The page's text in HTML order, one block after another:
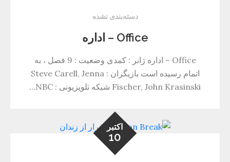
دسته‌بندی نشده
Office – اداره
Office – اداره ژانر : کمدی وضعیت : 9 فصل ، به
اتمام رسیده است بازیگران : Steve Carell, Jenna
Fischer, John Krasinski شبکه تلویزیونی : NBC…
اکتبر
10